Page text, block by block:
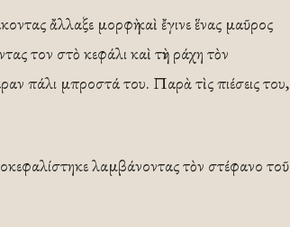
ἄλλαξε μορφὴ καὶ ἔγινε ἕνας μαῦρος
τον στὸ κεφάλι καὶ τὴν ράχη τὸν
πάλι μπροστά του. Παρὰ τὶς πιέσεις του,
λαμβάνοντας τὸν στέφανο τοῦ